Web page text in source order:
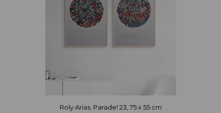
Roly Arias. Parade! 23, 75 x 55 cm